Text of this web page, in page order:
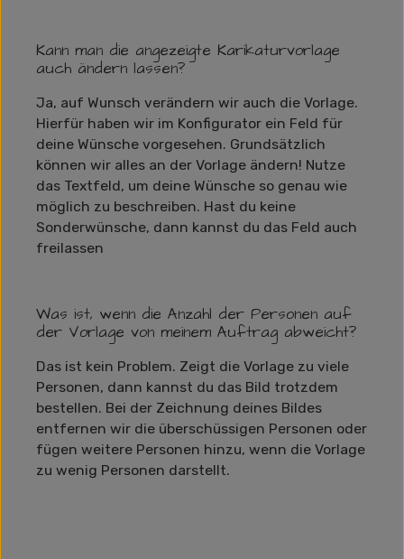
Kann man die angezeigte Karikaturvorlage
auch ändern lassen?
Ja, auf Wunsch verändern wir auch die Vorlage.
Hierfür haben wir im Konfigurator ein Feld für
deine Wünsche vorgesehen. Grundsätzlich
können wir alles an der Vorlage ändern! Nutze
das Textfeld, um deine Wünsche so genau wie
möglich zu beschreiben. Hast du keine
Sonderwünsche, dann kannst du das Feld auch
freilassen
Was ist, wenn die Anzahl der Personen auf
der Vorlage von meinem Auftrag abweicht?
Das ist kein Problem. Zeigt die Vorlage zu viele
Personen, dann kannst du das Bild trotzdem
bestellen. Bei der Zeichnung deines Bildes
entfernen wir die überschüssigen Personen oder
fügen weitere Personen hinzu, wenn die Vorlage
zu wenig Personen darstellt.